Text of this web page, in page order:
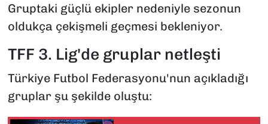
Gruptaki güçlü ekipler nedeniyle sezonun
oldukça çekişmeli geçmesi bekleniyor.
TFF 3. Lig'de gruplar netleşti
Türkiye Futbol Federasyonu'nun açıkladığı
gruplar şu şekilde oluştu: